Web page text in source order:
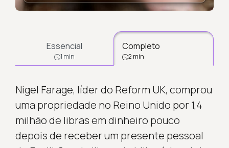
Essencial
1 min
Completo
2 min
Nigel Farage, líder do Reform UK, comprou
uma propriedade no Reino Unido por 1,4
milhão de libras em dinheiro pouco
depois de receber um presente pessoal